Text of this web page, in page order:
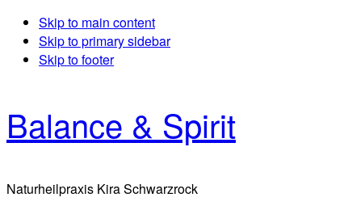
Skip to main content
Skip to primary sidebar
Skip to footer
Balance & Spirit
Naturheilpraxis Kira Schwarzrock